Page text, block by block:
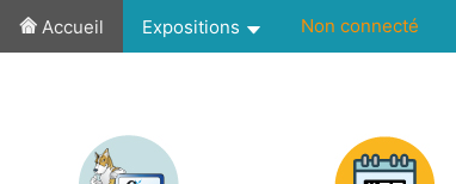
Accueil Expositions Non connecté